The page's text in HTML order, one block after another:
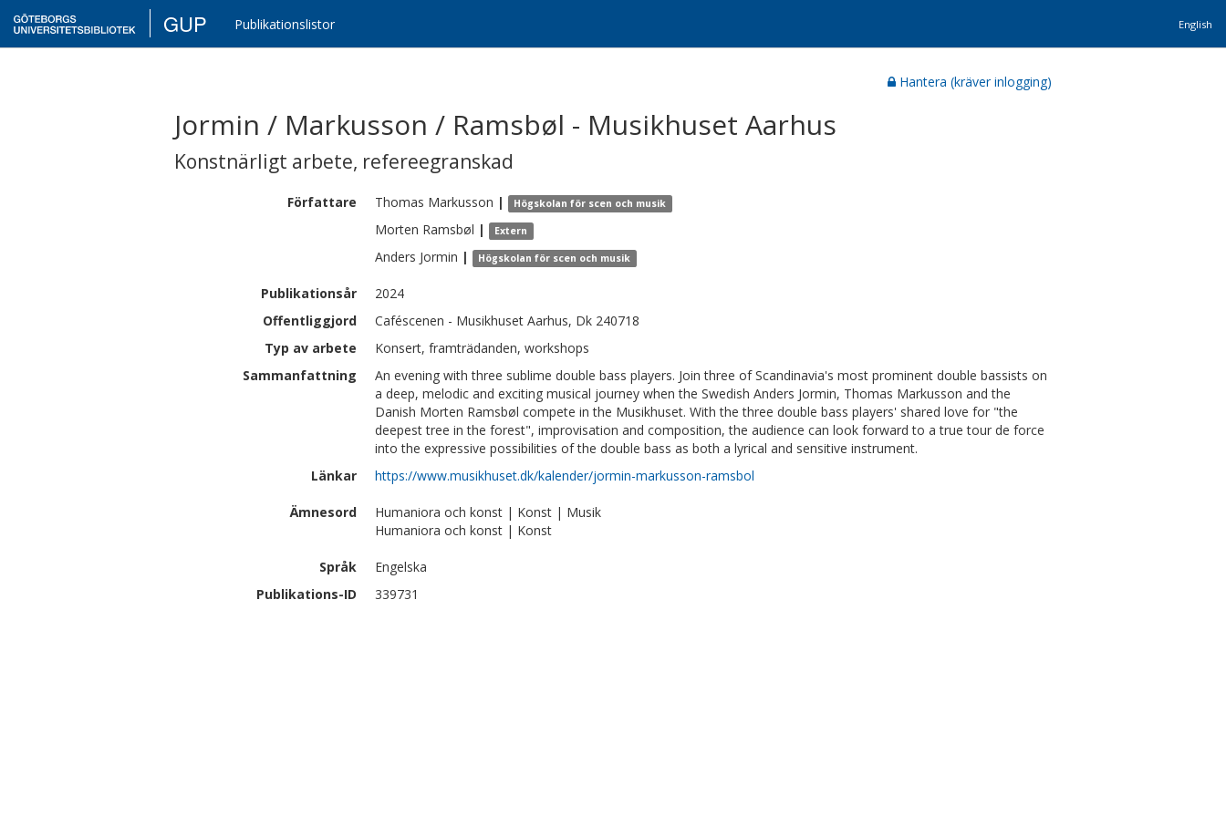
GUP Publikationslistor English
Hantera (kräver inlogging)
Jormin / Markusson / Ramsbøl - Musikhuset Aarhus
Konstnärligt arbete, refereegranskad
Författare Thomas Markusson | Högskolan för scen och musik
Morten Ramsbøl | Extern
Anders Jormin | Högskolan för scen och musik
Publikationsår
2024
Offentliggjord
Caféscenen - Musikhuset Aarhus, Dk 240718
Typ av arbete
Konsert, framträdanden, workshops
Sammanfattning
An evening with three sublime double bass players. Join three of Scandinavia's most prominent double bassists on
a deep, melodic and exciting musical journey when the Swedish Anders Jormin, Thomas Markusson and the
Danish Morten Ramsbøl compete in the Musikhuset. With the three double bass players' shared love for "the
deepest tree in the forest", improvisation and composition, the audience can look forward to a true tour de force
into the expressive possibilities of the double bass as both a lyrical and sensitive instrument.
Länkar
https://www.musikhuset.dk/kalender/jormin-markusson-ramsbol
Ämnesord
Humaniora och konst | Konst | Musik
Humaniora och konst | Konst
Språk
Engelska
Publikations-ID
339731